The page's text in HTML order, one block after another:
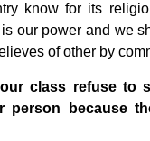
know for its
our power and we
of other by
class refuse to
person because